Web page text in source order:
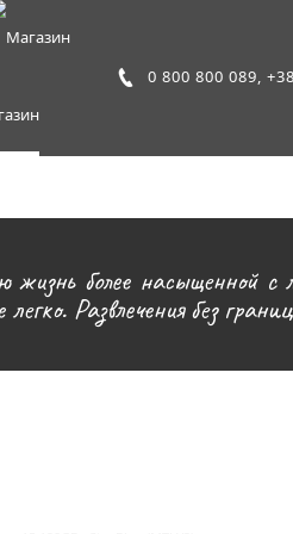
0 800 800 089,
жизнь более насыщенной
Развлечения без